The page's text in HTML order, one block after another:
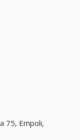
75, Empoli,